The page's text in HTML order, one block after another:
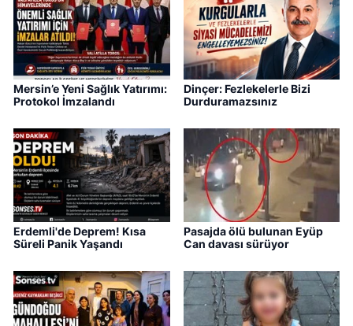
Mersin’e Yeni Sağlık Yatırımı:
Protokol İmzalandı
Dinçer: Fezlekelerle Bizi
Durduramazsınız
Erdemli'de Deprem! Kısa
Süreli Panik Yaşandı
Pasajda ölü bulunan Eyüp
Can davası sürüyor